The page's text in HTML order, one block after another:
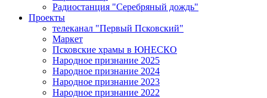
Радиостанция "Серебряный дождь"
Проекты
телеканал "Первый Псковский"
Маркет
Псковские храмы в ЮНЕСКО
Народное признание 2025
Народное признание 2024
Народное признание 2023
Народное признание 2022